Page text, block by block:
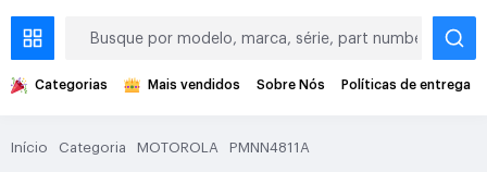
Categorias Mais vendidos Sobre Nós Políticas de entrega
Início Categoria MOTOROLA PMNN4811A